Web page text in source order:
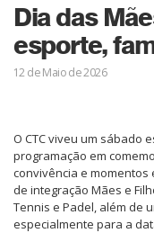
Dia das
esporte,
12 de Maio de 2026
O CTC viveu um sábado
programação em
convivência e
de integração Mães e
Tennis e Padel, além de
especialmente para a